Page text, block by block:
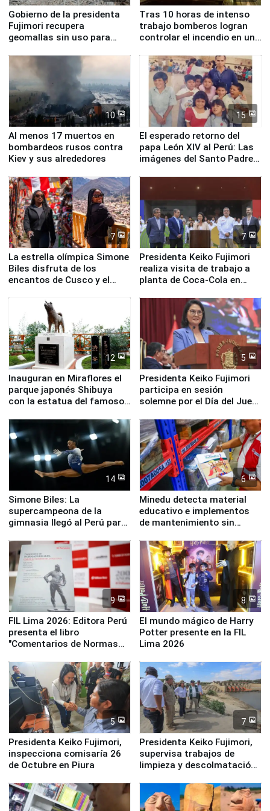
Gobierno de la presidenta
Fujimori recupera
geomallas sin uso para
Fenómeno El Niño
Tras 10 horas de intenso
trabajo bomberos logran
controlar el incendio en una
de Chile
10
Al menos 17 muertos en
bombardeos rusos contra
Kiev y sus alrededores
15
El esperado retorno del
papa León XIV al Perú: Las
imágenes del Santo Padre
7
La estrella olímpica Simone
Biles disfruta de los
encantos de Cusco y el
7
Presidenta Keiko Fujimori
realiza visita de trabajo a
planta de Coca-Cola en
12
Inauguran en Miraflores el
parque japonés Shibuya
con la estatua del famoso
5
Presidenta Keiko Fujimori
participa en sesión
solemne por el Día del Juez
14
Simone Biles: La
supercampeona de la
gimnasia llegó al Perú para
Panamericanos Lima 2027
6
Minedu detecta material
educativo e implementos
de mantenimiento sin
la UGEL 2
9
FIL Lima 2026: Editora Perú
presenta el libro
"Comentarios de Normas
Derecho Colectivo"
8
El mundo mágico de Harry
Potter presente en la FIL
Lima 2026
5
Presidenta Keiko Fujimori,
inspecciona comisaría 26
de Octubre en Piura
7
Presidenta Keiko Fujimori,
supervisa trabajos de
limpieza y descolmatación